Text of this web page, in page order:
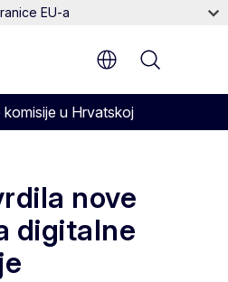
EU-a
u Hrvatskoj
nove
digitalne